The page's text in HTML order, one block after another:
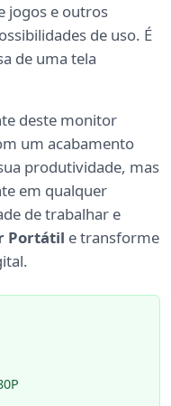
jogos e outros
de uso. É
de uma tela
deste monitor
um acabamento
produtividade, mas
em qualquer
de trabalhar e
Portátil e transforme